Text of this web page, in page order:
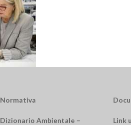
Normativa
Dizionario Ambientale –
Link